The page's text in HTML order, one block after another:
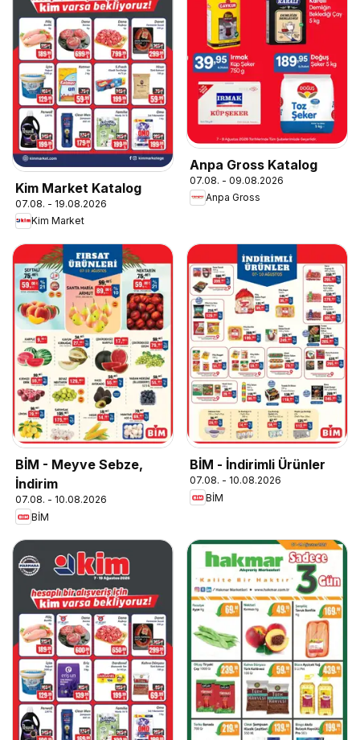
Kim Market Katalog
07.08. - 19.08.2026
Kim Market
Anpa Gross Katalog
07.08. - 09.08.2026
Anpa Gross
BİM - Meyve Sebze,
İndirim
07.08. - 10.08.2026
BİM
BİM - İndirimli Ürünler
07.08. - 10.08.2026
BİM